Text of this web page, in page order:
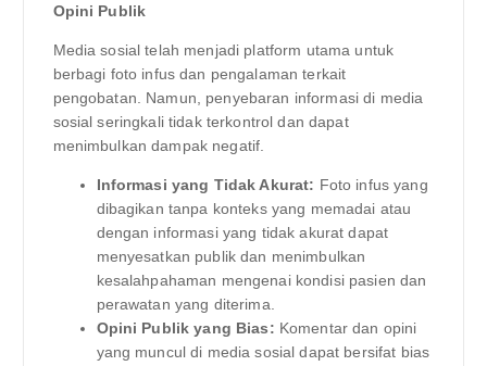
Opini Publik
Media sosial telah menjadi platform utama untuk
berbagi foto infus dan pengalaman terkait
pengobatan. Namun, penyebaran informasi di media
sosial seringkali tidak terkontrol dan dapat
menimbulkan dampak negatif.
Informasi yang Tidak Akurat: Foto infus yang
dibagikan tanpa konteks yang memadai atau
dengan informasi yang tidak akurat dapat
menyesatkan publik dan menimbulkan
kesalahpahaman mengenai kondisi pasien dan
perawatan yang diterima.
Opini Publik yang Bias: Komentar dan opini
yang muncul di media sosial dapat bersifat bias